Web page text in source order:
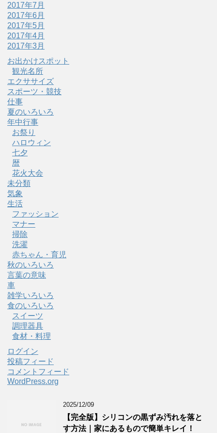
2017年7月
2017年6月
2017年5月
2017年4月
2017年3月
お出かけスポット
観光名所
エクササイズ
スポーツ・競技
仕事
夏のいろいろ
年中行事
お祭り
ハロウィン
七夕
暦
花火大会
未分類
気象
生活
ファッション
マナー
掃除
洗濯
赤ちゃん・育児
秋のいろいろ
言葉の意味
車
雑学いろいろ
食のいろいろ
スイーツ
調理器具
食材・料理
ログイン
投稿フィード
コメントフィード
WordPress.org
2025/12/09
【完全版】シリコンの黒ずみ汚れを落と
す方法｜家にあるもので簡単キレイ！